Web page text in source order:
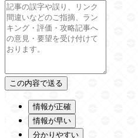
情報が正確
情報が早い
分かりやすい